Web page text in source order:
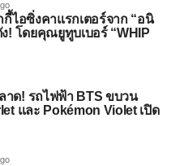
กี้ไอซิ่งคาแรกเตอร์จาก “อนิ
! โดยคุณยูทูบเบอร์ “WHIP
าด! รถไฟฟ้า BTS ขบวน
และ Pokémon Violet เปิด